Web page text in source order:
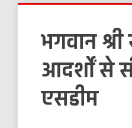
भगवान
आदर्शों से
एसडीम